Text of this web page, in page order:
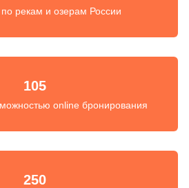
рекам и озерам России
105
online бронирования
250